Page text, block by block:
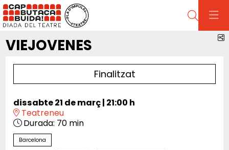
Cerca
VIEJOVENES
Finalitzat
dissabte 21 de març| 21:00 h
Teatreneu
Durada: 70 min
Barcelona